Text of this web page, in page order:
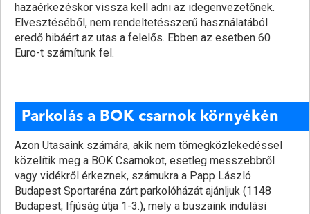
hazaérkezéskor vissza kell adni az idegenvezetőnek.
Elvesztéséből, nem rendeltetésszerű használatából
eredő hibáért az utas a felelős. Ebben az esetben 60
Euro-t számítunk fel.
Parkolás a BOK csarnok környékén
Azon Utasaink számára, akik nem tömegközlekedéssel
közelítik meg a BOK Csarnokot, esetleg messzebbről
vagy vidékről érkeznek, számukra a Papp László
Budapest Sportaréna zárt parkolóházát ajánljuk (1148
Budapest, Ifjúság útja 1-3.), mely a buszaink indulási